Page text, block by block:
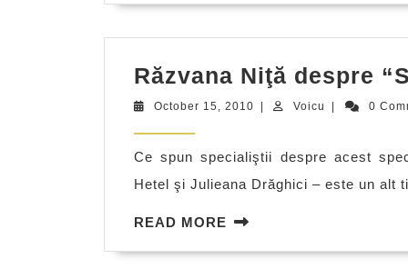
Răzvana Niţă despre
October 15, 2010 OctoberVoicu Voicu 0
Ce spun specialiştii despre acest
Hetel şi Julieana Drăghici – este un alt
READ MORE READ